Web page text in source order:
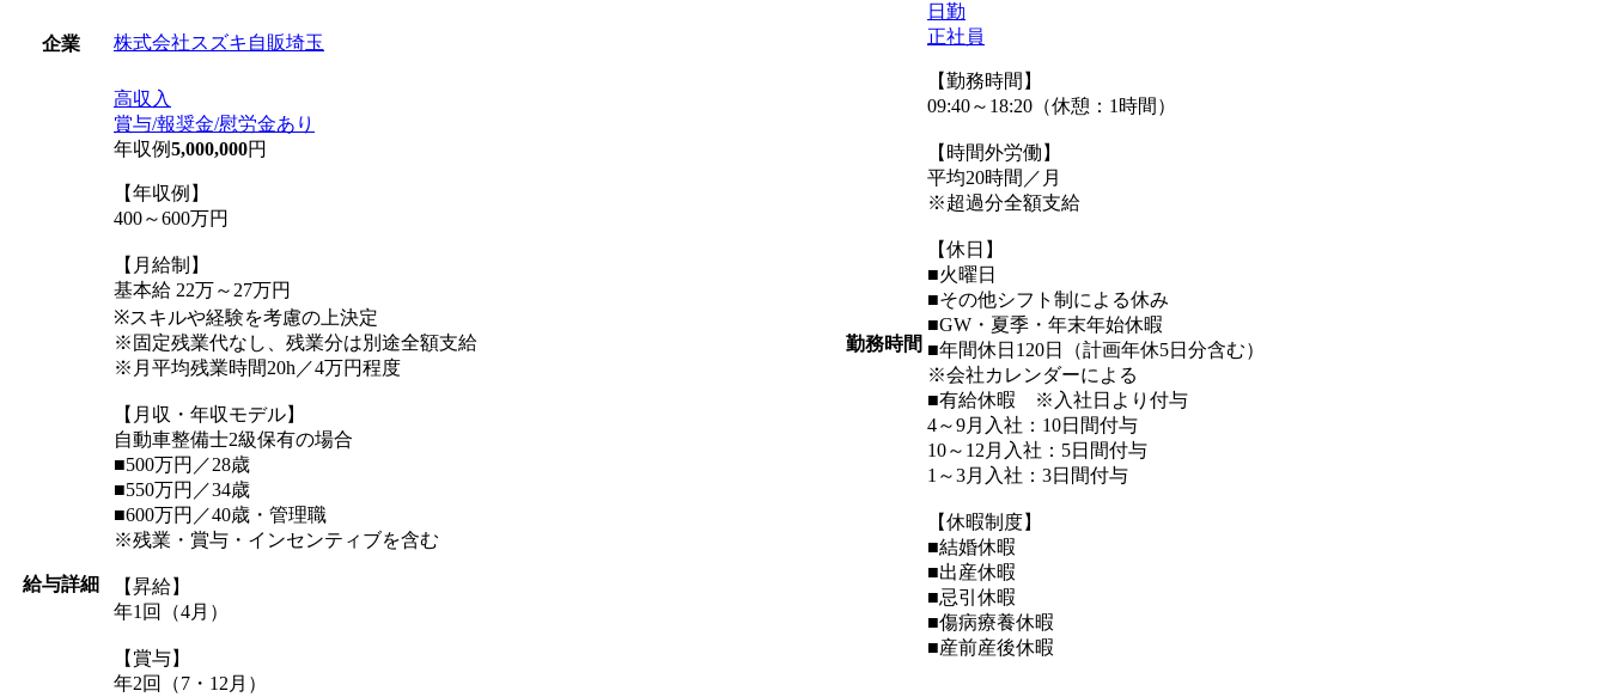
企業 株式会社スズキ自販埼玉
給与詳細
高収入
賞与/報奨金/慰労金あり
年収例5,000,000円
【年収例】
400～600万円
【月給制】
基本給 22万～27万円
※スキルや経験を考慮の上決定
※固定残業代なし、残業分は別途全額支給
※月平均残業時間20h／4万円程度
【月収・年収モデル】
自動車整備士2級保有の場合
■500万円／28歳
■550万円／34歳
■600万円／40歳・管理職
※残業・賞与・インセンティブを含む
【昇給】
年1回（4月）
【賞与】
年2回（7・12月）
勤務時間
日勤
正社員
【勤務時間】
09:40～18:20（休憩：1時間）
【時間外労働】
平均20時間／月
※超過分全額支給
【休日】
■火曜日
■その他シフト制による休み
■GW・夏季・年末年始休暇
■年間休日120日（計画年休5日分含む）
※会社カレンダーによる
■有給休暇 ※入社日より付与
4～9月入社：10日間付与
10～12月入社：5日間付与
1～3月入社：3日間付与
【休暇制度】
■結婚休暇
■出産休暇
■忌引休暇
■傷病療養休暇
■産前産後休暇